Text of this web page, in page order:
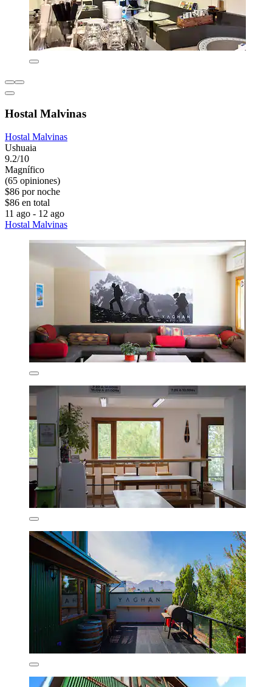
Hostal Malvinas
Hostal Malvinas
Ushuaia
9.2/10
Magnífico
(65 opiniones)
$86 por noche
$86 en total
11 ago - 12 ago
Hostal Malvinas